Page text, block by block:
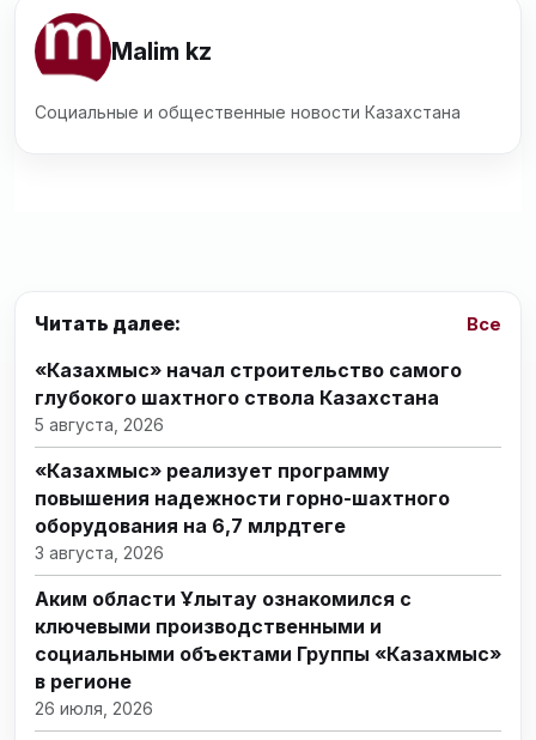
Malim kz
Социальные и общественные новости Казахстана
Читать далее: Все
«Казахмыс» начал строительство самого
глубокого шахтного ствола Казахстана
5 августа, 2026
«Казахмыс» реализует программу
повышения надежности горно-шахтного
оборудования на 6,7 млрдтеңге
3 августа, 2026
Аким области Ұлытау ознакомился с
ключевыми производственными и
социальными объектами Группы «Казахмыс»
в регионе
26 июля, 2026